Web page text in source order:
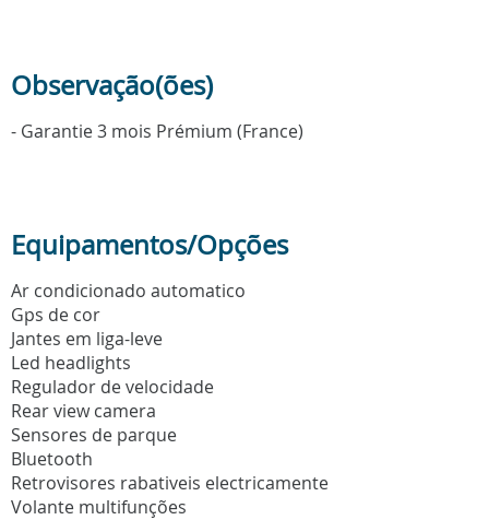
Observação(ões)
- Garantie 3 mois Prémium (France)
Equipamentos/Opções
Ar condicionado automatico
Gps de cor
Jantes em liga-leve
Led headlights
Regulador de velocidade
Rear view camera
Sensores de parque
Bluetooth
Retrovisores rabativeis electricamente
Volante multifunções